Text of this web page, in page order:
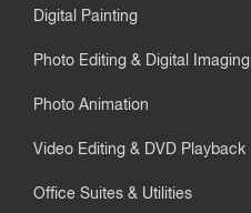
Digital Painting
Photo Editing & Digital Imaging
Photo Animation
Video Editing & DVD Playback
Office Suites & Utilities